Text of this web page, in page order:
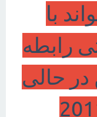
با
رابطه
در حالی
از سال 2011